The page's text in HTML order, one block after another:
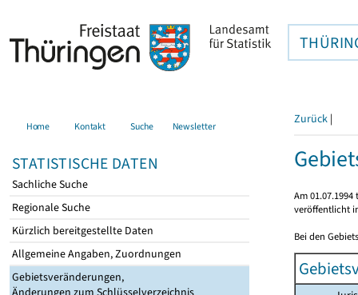
Home Kontakt Suche Newsletter
STATISTISCHE DATEN
Sachliche Suche
Regionale Suche
Kürzlich bereitgestellte Daten
Allgemeine Angaben, Zuordnungen
Gebietsveränderungen,
Zurück |
Am
veröffentlicht
Bei den